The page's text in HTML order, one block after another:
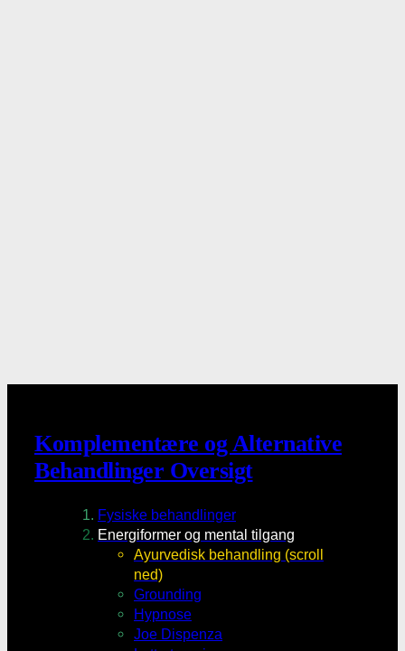
Komplementære og Alternative
Behandlinger Oversigt
Fysiske behandlinger
Energiformer og mental tilgang
Ayurvedisk behandling (scroll
ned)
Grounding
Hypnose
Joe Dispenza